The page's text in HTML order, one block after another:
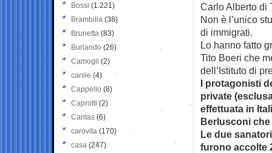
Carlo Alberto di
Non è l’unico
di immigrati.
Lo hanno fatto
Tito Boeri che
dell’Istituto di
I protagonisti
private
effettuata in
Berlusconi
Le due
furono accolte
Bossi (1.221)
Brambilla (38)
Brunetta (83)
Burlando (26)
Camogli (2)
canile (4)
Cappello (8)
Caprotti (2)
Caritas (6)
carovita (170)
casa (247)